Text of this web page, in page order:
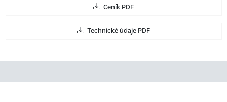
Ceník PDF
Technické údaje PDF